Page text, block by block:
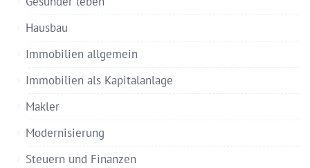
Hausbau
Immobilien allgemein
Immobilien als Kapitalanlage
Makler
Modernisierung
Steuern und Finanzen